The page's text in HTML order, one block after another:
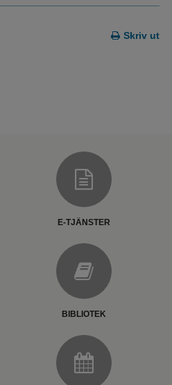
Skriv ut
E-TJÄNSTER
BIBLIOTEK